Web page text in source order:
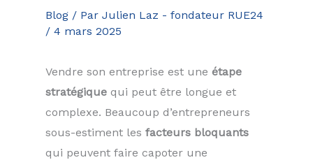
Blog / Par Julien Laz - fondateur RUE24
/ 4 mars 2025
Vendre son entreprise est une étape
stratégique qui peut être longue et
complexe. Beaucoup d’entrepreneurs
sous-estiment les facteurs bloquants
qui peuvent faire capoter une